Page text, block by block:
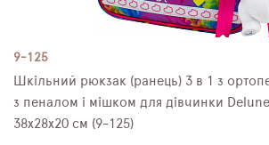
9-125
Шкільний рюкзак (ранець) 3 в 1 з
з пеналом і мішком для дівчинки
38х28х20 см (9-125)